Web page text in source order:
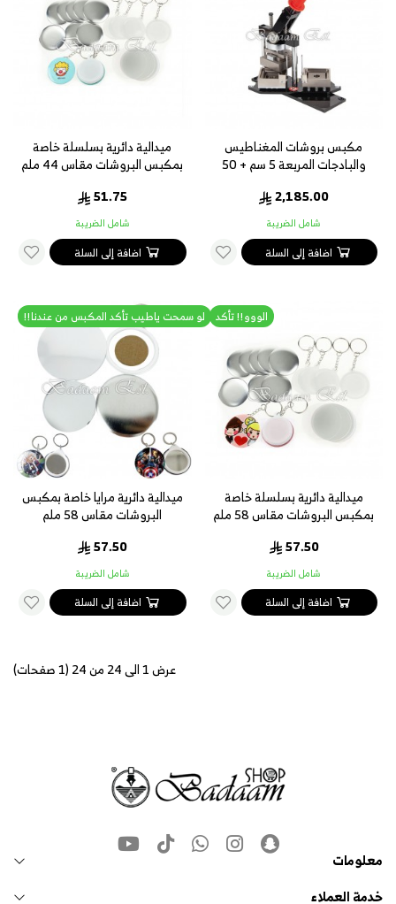
مكبس بروشات المغناطيس
والبادجات المربعة 5 سم + 50
2,185.00
شامل الضريبة
اضافة إلى السلة
ميدالية دائرية بسلسلة خاصة
بمكبس البروشات مقاس 44 ملم
51.75
شامل الضريبة
اضافة إلى السلة
الووو!! تأكد
ميدالية دائرية بسلسلة خاصة
بمكبس البروشات مقاس 58 ملم
57.50
شامل الضريبة
اضافة إلى السلة
لو سمحت ياطيب تأكد المكبس من عندنا!!
ميدالية دائرية مرايا خاصة بمكبس
البروشات مقاس 58 ملم
57.50
شامل الضريبة
اضافة إلى السلة
عرض 1 الى 24 من 24 (1 صفحات)
معلومات
خدمة العملاء